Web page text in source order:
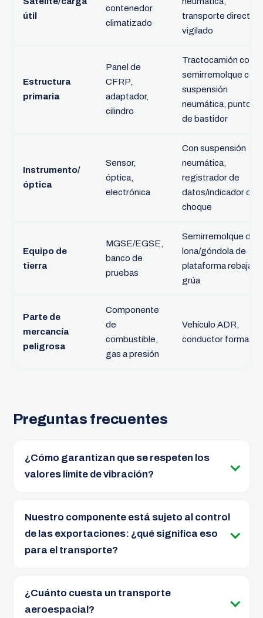
útil
contenedor
climatizado
transporte directo
vigilado
Estructura
primaria
Panel de
CFRP,
adaptador,
cilindro
Tractocamión con
semirremolque con
suspensión
neumática, puntos
de bastidor
Instrumento/
óptica
Sensor,
óptica,
electrónica
Con suspensión
neumática,
registrador de
datos/indicador de
choque
Equipo de
tierra
MGSE/EGSE,
banco de
pruebas
Semirremolque de
lona/góndola de
plataforma
grúa
Parte de
mercancía
peligrosa
Componente
de
combustible,
gas a presión
Vehículo ADR,
conductor formado
Preguntas frecuentes
¿Cómo garantizan que se respeten los
valores límite de vibración?
Nuestro componente está sujeto al control
de las exportaciones: ¿qué significa eso
para el transporte?
¿Cuánto cuesta un transporte
aeroespacial?